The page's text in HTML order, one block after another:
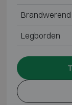
Brandwerend
Legborden